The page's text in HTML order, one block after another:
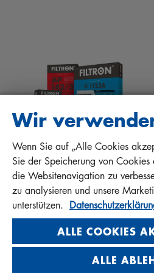
PROTECT+
FAQ
MANN+HUMMEL FT Poland
Sp. z o. o. Sp. k.
ul. Wrocławska 145, 63-800
Privacy Statement
Imprint
Wir
Wenn Sie auf „Alle Cookies
Sie der Speicherung von
die Websitenavigation zu
zu analysieren und unsere
unterstützen.
ALLE COOKIES
ALLE